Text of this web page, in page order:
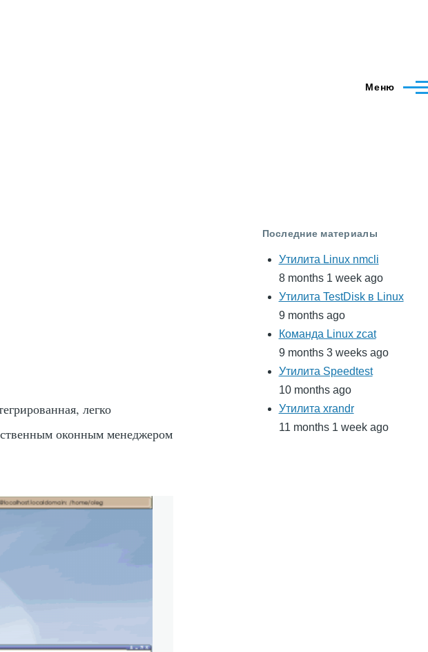
Меню
легко
оконным менеджером
Последние материалы
Утилита Linux nmcli
8 months 1 week ago
Утилита TestDisk в Linux
9 months ago
Команда Linux zcat
9 months 3 weeks ago
Утилита Speedtest
10 months ago
Утилита xrandr
11 months 1 week ago